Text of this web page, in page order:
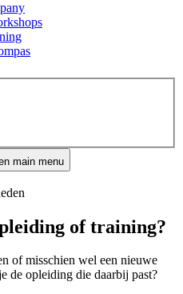
main menu
of training?
of misschien wel een nieuwe
de opleiding die daarbij past?